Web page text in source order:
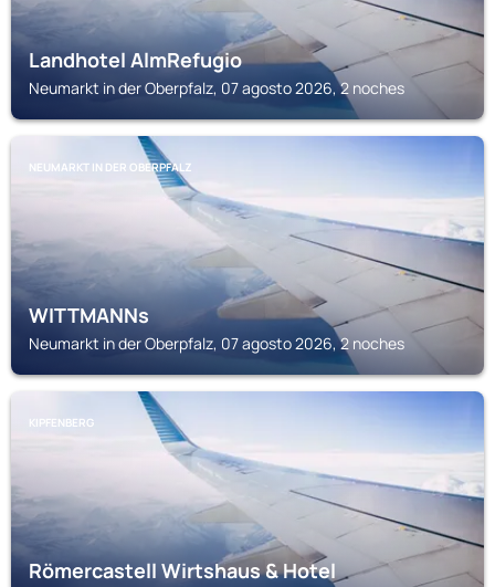
Landhotel AlmRefugio
Neumarkt in der Oberpfalz, 07 agosto 2026, 2 noches
NEUMARKT IN DER OBERPFALZ
WITTMANNs
Neumarkt in der Oberpfalz, 07 agosto 2026, 2 noches
KIPFENBERG
Römercastell Wirtshaus & Hotel